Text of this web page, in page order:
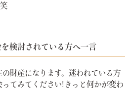
検討されている方へ一言
財産になります。迷われている方
てみてください!きっと何かが変わ